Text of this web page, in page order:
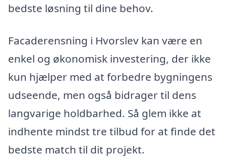
bedste løsning til dine behov.
Facaderensning i Hvorslev kan være en
enkel og økonomisk investering, der ikke
kun hjælper med at forbedre bygningens
udseende, men også bidrager til dens
langvarige holdbarhed. Så glem ikke at
indhente mindst tre tilbud for at finde det
bedste match til dit projekt.